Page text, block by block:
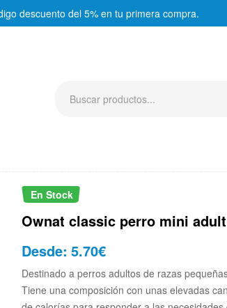
descuento del 5% en tu primera compra.
En Stock
Ownat classic perro mini
Desde: 5.70€
Destinado a perros adultos de razas
Tiene una composición con unas elevadas